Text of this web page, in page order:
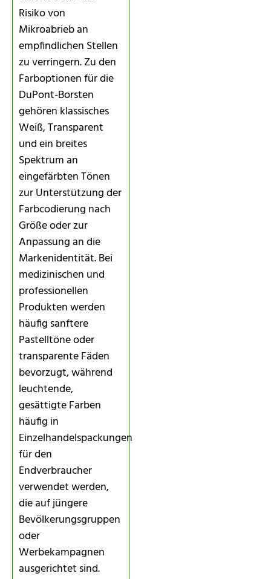
Risiko von
Mikroabrieb an
empfindlichen Stellen
zu verringern. Zu den
Farboptionen für die
DuPont-Borsten
gehören klassisches
Weiß, Transparent
und ein breites
Spektrum an
eingefärbten Tönen
zur Unterstützung der
Farbcodierung nach
Größe oder zur
Anpassung an die
Markenidentität. Bei
medizinischen und
professionellen
Produkten werden
häufig sanftere
Pastelltöne oder
transparente Fäden
bevorzugt, während
leuchtende,
gesättigte Farben
häufig in
Einzelhandelspackungen
für den
Endverbraucher
verwendet werden,
die auf jüngere
Bevölkerungsgruppen
oder
Werbekampagnen
ausgerichtet sind.